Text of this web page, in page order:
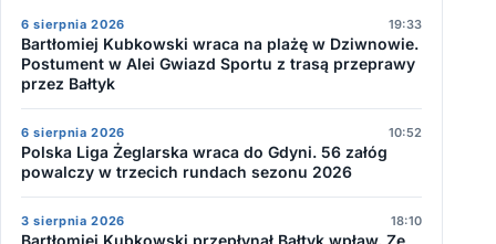
6 sierpnia 2026 19:33
Bartłomiej Kubkowski wraca na plażę w Dziwnowie.
Postument w Alei Gwiazd Sportu z trasą przeprawy
przez Bałtyk
6 sierpnia 2026 10:52
Polska Liga Żeglarska wraca do Gdyni. 56 załóg
powalczy w trzecich rundach sezonu 2026
3 sierpnia 2026 18:10